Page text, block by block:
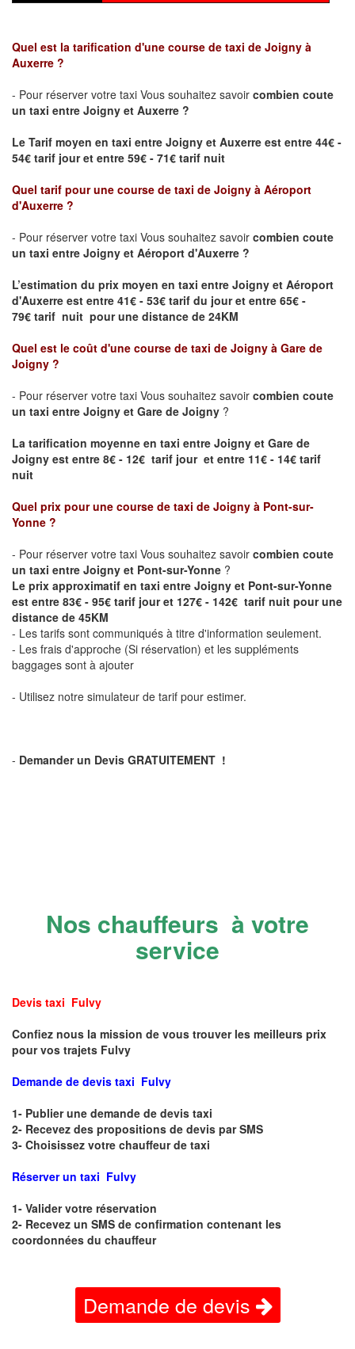
Quel est la tarification d'une course de taxi de Joigny à
Auxerre ?
- Pour réserver votre taxi Vous souhaitez savoir combien coute
un taxi entre Joigny et Auxerre ?
Le Tarif moyen en taxi entre Joigny et Auxerre est entre 44€ -
54€ tarif jour et entre 59€ - 71€ tarif nuit
Quel tarif pour une course de taxi de Joigny à Aéroport
d'Auxerre ?
- Pour réserver votre taxi Vous souhaitez savoir combien coute
un taxi entre Joigny et Aéroport d'Auxerre ?
L’estimation du prix moyen en taxi entre Joigny et Aéroport
d'Auxerre est entre 41€ - 53€ tarif du jour et entre 65€ -
79€ tarif nuit pour une distance de 24KM
Quel est le coût d'une course de taxi de Joigny à Gare de
Joigny ?
- Pour réserver votre taxi Vous souhaitez savoir combien coute
un taxi entre Joigny et Gare de Joigny ?
La tarification moyenne en taxi entre Joigny et Gare de
Joigny est entre 8€ - 12€ tarif jour et entre 11€ - 14€ tarif
nuit
Quel prix pour une course de taxi de Joigny à Pont-sur-
Yonne ?
- Pour réserver votre taxi Vous souhaitez savoir combien coute
un taxi entre Joigny et Pont-sur-Yonne ?
Le prix approximatif en taxi entre Joigny et Pont-sur-Yonne
est entre 83€ - 95€ tarif jour et 127€ - 142€ tarif nuit pour une
distance de 45KM
- Les tarifs sont communiqués à titre d'information seulement.
- Les frais d'approche (Si réservation) et les suppléments
baggages sont à ajouter
- Utilisez notre simulateur de tarif pour estimer.
- Demander un Devis GRATUITEMENT !
Nos chauffeurs à votre
service
Devis taxi Fulvy
Confiez nous la mission de vous trouver les meilleurs prix
pour vos trajets Fulvy
Demande de devis taxi Fulvy
1- Publier une demande de devis taxi
2- Recevez des propositions de devis par SMS
3- Choisissez votre chauffeur de taxi
Réserver un taxi Fulvy
1- Valider votre réservation
2- Recevez un SMS de confirmation contenant les
coordonnées du chauffeur
Demande de devis